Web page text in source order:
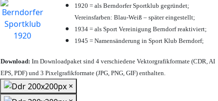
1920 = als Berndorfer Sportklub gegründet;
Vereinsfarben: Blau-Weiß – später eingestellt;
1934 = als Sport Vereinigung Berndorf reaktiviert;
1945 = Namensänderung in Sport Klub Berndorf;
Download: Im Downloadpaket sind 4 verschiedene Vektorgrafikformate (CDR, AI
EPS, PDF) und 3 Pixelgrafikformate (JPG, PNG, GIF) enthalten.
×